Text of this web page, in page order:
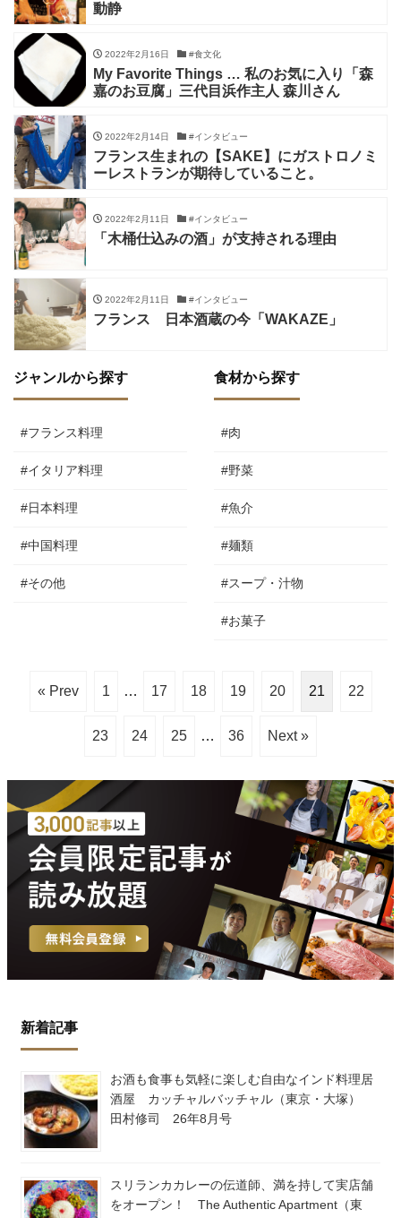
動静
2022年2月16日 #食文化
My Favorite Things … 私のお気に入り「森
嘉のお豆腐」三代目浜作主人 森川さん
2022年2月14日 #インタビュー
フランス生まれの【SAKE】にガストロノミ
ーレストランが期待していること。
2022年2月11日 #インタビュー
「木桶仕込みの酒」が支持される理由
2022年2月11日 #インタビュー
フランス 日本酒蔵の今「WAKAZE」
ジャンルから探す
#フランス料理
#イタリア料理
#日本料理
#中国料理
#その他
食材から探す
#肉
#野菜
#魚介
#麺類
#スープ・汁物
#お菓子
« Prev 1 … 17 18 19 20 21 22
23 24 25 … 36 Next »
新着記事
お酒も食事も気軽に楽しむ自由なインド料理居
酒屋 カッチャルバッチャル（東京・大塚）
田村修司 26年8月号
スリランカカレーの伝道師、満を持して実店舗
をオープン！ The Authentic Apartment（東